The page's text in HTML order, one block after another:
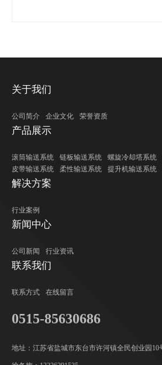
关于我们
公司简介 企业文化 荣誉资质
产品展示
滚筒输送系统 链板输送系统 螺旋冷却塔系统
皮带输送系统
柔性输送系统 提升机输送系统
解决方案
行业案例
新闻中心
公司新闻 行业资讯
联系我们
联系方式 在线留言
0515-85630686
地址：江苏省盐城市东台市许河镇全民创业园10